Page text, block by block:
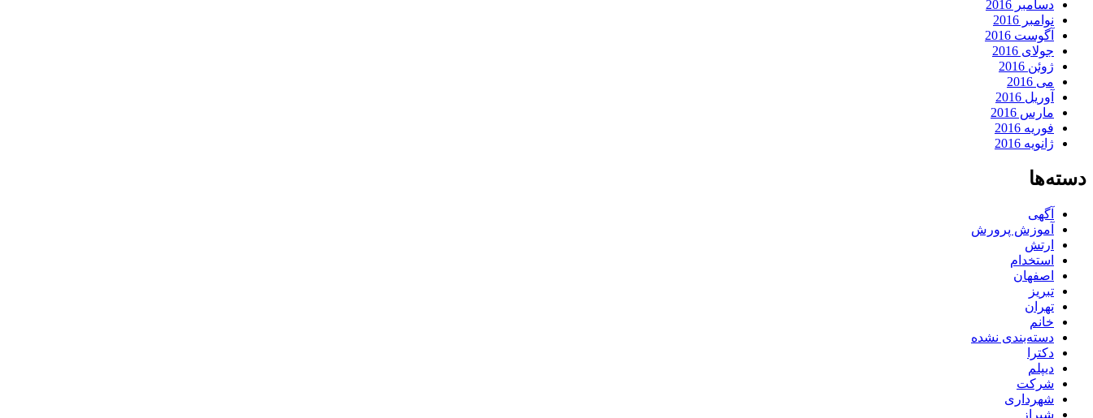
دسامبر 2016
نوامبر 2016
آگوست 2016
جولای 2016
ژوئن 2016
می 2016
آوریل 2016
مارس 2016
فوریه 2016
ژانویه 2016
دسته‌ها
آگهی
آموزش پرورش
ارتش
استخدام
اصفهان
تبریز
تهران
خانم
دسته‌بندی نشده
دکترا
دیپلم
شرکت
شهرداری
شیراز